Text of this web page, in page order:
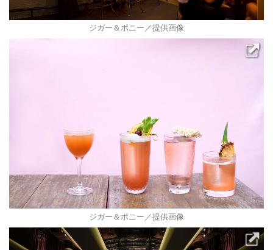
ジガー＆ポニー／提供画像
ジガー＆ポニー／提供画像